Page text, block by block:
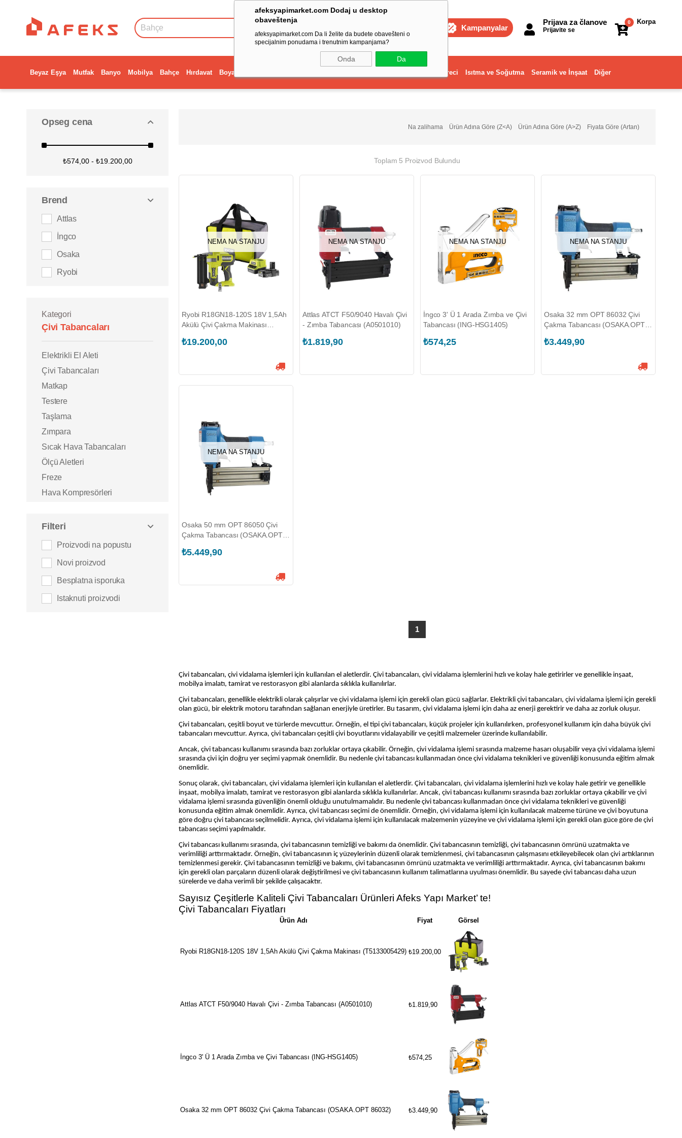
afeksyapimarket.com Dodaj u desktop
obaveštenja
afeksyapimarket.com Da li želite da budete obavešteni o
specijalnim ponudama i trenutnim kampanjama?
Onda Da
Kampanyalar
Korpa
0
Prijava za članove
Prijavite se
Beyaz Eşya Mutfak Banyo Mobilya Bahçe Hırdavat Boya Dekorasyon ve Ev Gereci Isıtma ve Soğutma Seramik ve İnşaat Diğer
Opseg cena
₺574,00 - ₺19.200,00
Brend
Attlas
İngco
Osaka
Ryobi
Kategori
Çivi Tabancaları
Elektrikli El Aleti
Çivi Tabancaları
Matkap
Testere
Taşlama
Zımpara
Sıcak Hava Tabancaları
Ölçü Aletleri
Freze
Hava Kompresörleri
Titreşim Makinaları
Planyalar
Polisaj
Süpürgeler
Aküler ve Bataryalar
Filteri
Proizvodi na popustu
Novi proizvod
Besplatna isporuka
Istaknuti proizvodi
Fiyata Göre (Artan)
Ürün Adına Göre (A>Z)
Ürün Adına Göre (Z<A)
Na zalihama
Toplam 5 Proizvod Bulundu
NEMA NA STANJU
Ryobi R18GN18-120S 18V 1,5Ah
Akülü Çivi Çakma Makinası
₺19.200,00
NEMA NA STANJU
Attlas ATCT F50/9040 Havalı Çivi
- Zımba Tabancası (A0501010)
₺1.819,90
NEMA NA STANJU
İngco 3' Ü 1 Arada Zımba ve Çivi
Tabancası (ING-HSG1405)
₺574,25
NEMA NA STANJU
Osaka 32 mm OPT 86032 Çivi
Çakma Tabancası (OSAKA.OPT
₺3.449,90
NEMA NA STANJU
Osaka 50 mm OPT 86050 Çivi
Çakma Tabancası (OSAKA.OPT
₺5.449,90
1
Çivi tabancaları, çivi vidalama işlemleri için kullanılan el aletlerdir. Çivi tabancaları, çivi vidalama işlemlerini hızlı ve kolay hale getirirler ve genellikle inşaat,
mobilya imalatı, tamirat ve restorasyon gibi alanlarda sıklıkla kullanılırlar.
Çivi tabancaları, genellikle elektrikli olarak çalışırlar ve çivi vidalama işlemi için gerekli olan gücü sağlarlar. Elektrikli çivi tabancaları, çivi vidalama işlemi için gerekli
olan gücü, bir elektrik motoru tarafından sağlanan enerjiyle üretirler. Bu tasarım, çivi vidalama işlemi için daha az enerji gerektirir ve daha az zorluk oluşur.
Çivi tabancaları, çeşitli boyut ve türlerde mevcuttur. Örneğin, el tipi çivi tabancaları, küçük projeler için kullanılırken, profesyonel kullanım için daha büyük çivi
tabancaları mevcuttur. Ayrıca, çivi tabancaları çeşitli çivi boyutlarını vidalayabilir ve çeşitli malzemeler üzerinde kullanılabilir.
Ancak, çivi tabancası kullanımı sırasında bazı zorluklar ortaya çıkabilir. Örneğin, çivi vidalama işlemi sırasında malzeme hasarı oluşabilir veya çivi vidalama işlemi
sırasında çivi için doğru yer seçimi yapmak önemlidir. Bu nedenle çivi tabancası kullanmadan önce çivi vidalama teknikleri ve güvenliği konusunda eğitim almak
önemlidir.
Sonuç olarak, çivi tabancaları, çivi vidalama işlemleri için kullanılan el aletlerdir. Çivi tabancaları, çivi vidalama işlemlerini hızlı ve kolay hale getirir ve genellikle
inşaat, mobilya imalatı, tamirat ve restorasyon gibi alanlarda sıklıkla kullanılırlar. Ancak, çivi tabancası kullanımı sırasında bazı zorluklar ortaya çıkabilir ve çivi
vidalama işlemi sırasında güvenliğin önemli olduğu unutulmamalıdır. Bu nedenle çivi tabancası kullanmadan önce çivi vidalama teknikleri ve güvenliği
konusunda eğitim almak önemlidir. Ayrıca, çivi tabancası seçimi de önemlidir. Örneğin, çivi vidalama işlemi için kullanılacak malzeme türüne ve çivi boyutuna
göre doğru çivi tabancası seçilmelidir. Ayrıca, çivi vidalama işlemi için kullanılacak malzemenin yüzeyine ve çivi vidalama işlemi için gerekli olan güce göre de çivi
tabancası seçimi yapılmalıdır.
Çivi tabancası kullanımı sırasında, çivi tabancasının temizliği ve bakımı da önemlidir. Çivi tabancasının temizliği, çivi tabancasının ömrünü uzatmakta ve
verimliliği arttırmaktadır. Örneğin, çivi tabancasının iç yüzeylerinin düzenli olarak temizlenmesi, çivi tabancasının çalışmasını etkileyebilecek olan çivi artıklarının
temizlenmesi gerekir. Çivi tabancasının temizliği ve bakımı, çivi tabancasının ömrünü uzatmakta ve verimliliği arttırmaktadır. Ayrıca, çivi tabancasının bakımı
için gerekli olan parçaların düzenli olarak değiştirilmesi ve çivi tabancasının kullanım talimatlarına uyulması önemlidir. Bu sayede çivi tabancası daha uzun
sürelerde ve daha verimli bir şekilde çalışacaktır.
Sayısız Çeşitlerle Kaliteli Çivi Tabancaları Ürünleri Afeks Yapı Market’ te!
Çivi Tabancaları Fiyatları
Ürün Adı Fiyat Görsel
Ryobi R18GN18-120S 18V 1,5Ah Akülü Çivi Çakma Makinası (T5133005429) ₺19.200,00
Attlas ATCT F50/9040 Havalı Çivi - Zımba Tabancası (A0501010) ₺1.819,90
İngco 3' Ü 1 Arada Zımba ve Çivi Tabancası (ING-HSG1405) ₺574,25
Osaka 32 mm OPT 86032 Çivi Çakma Tabancası (OSAKA.OPT 86032) ₺3.449,90